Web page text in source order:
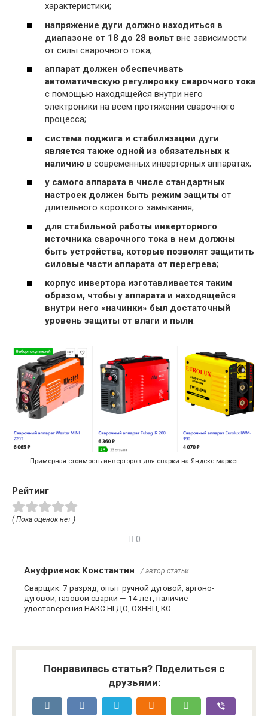
характеристики;
напряжение дуги должно находиться в
диапазоне от 18 до 28 вольт вне зависимости
от силы сварочного тока;
аппарат должен обеспечивать
автоматическую регулировку сварочного тока
с помощью находящейся внутри него
электроники на всем протяжении сварочного
процесса;
система поджига и стабилизации дуги
является также одной из обязательных к
наличию в современных инверторных аппаратах;
у самого аппарата в числе стандартных
настроек должен быть режим защиты от
длительного короткого замыкания;
для стабильной работы инверторного
источника сварочного тока в нем должны
быть устройства, которые позволят защитить
силовые части аппарата от перегрева;
корпус инвертора изготавливается таким
образом, чтобы у аппарата и находящейся
внутри него «начинки» был достаточный
уровень защиты от влаги и пыли.
Примерная стоимость инверторов для сварки на Яндекс.маркет
Рейтинг
( Пока оценок нет )
0
Ануфриенок Константин / автор статьи
Сварщик: 7 разряд, опыт ручной дуговой, аргоно-
дуговой, газовой сварки — 14 лет, наличие
удостоверения НАКС НГДО, ОХНВП, КО.
Понравилась статья? Поделиться с
друзьями: